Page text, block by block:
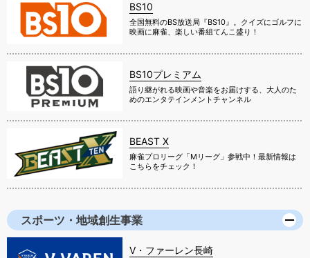
BS10
全国無料のBS放送局『BS10』。クイズにゴルフに
映画に麻雀、楽しい番組てんこ盛り！
BS10プレミアム
語り継がれる映画や音楽をお届けする、大人のた
めのエンタテインメントチャンネル
BEAST X
麻雀プロリーグ「Mリーグ」参戦中！最新情報は
こちらをチェック！
スポーツ・地域創生事業
V・ファーレン長崎